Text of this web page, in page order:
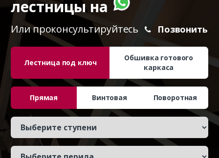
лестницы на
Или проконсультируйтесь Позвонить
Лестница под ключ
Обшивка готового
каркаса
Прямая Винтовая Поворотная